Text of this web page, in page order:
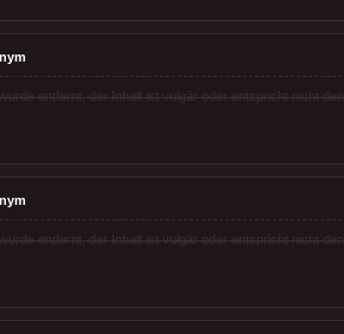
entfernt, der Inhalt ist vulgär oder entspricht nicht
entfernt, der Inhalt ist vulgär oder entspricht nicht